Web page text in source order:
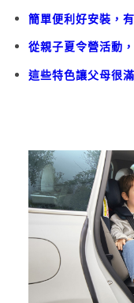
簡單便利好安裝，
從親子夏令營活動
這些特色讓父母很